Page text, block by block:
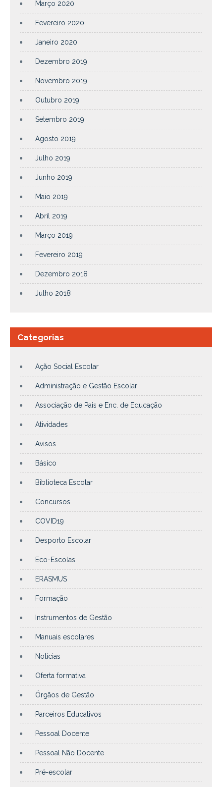
Março 2020
Fevereiro 2020
Janeiro 2020
Dezembro 2019
Novembro 2019
Outubro 2019
Setembro 2019
Agosto 2019
Julho 2019
Junho 2019
Maio 2019
Abril 2019
Março 2019
Fevereiro 2019
Dezembro 2018
Julho 2018
Categorias
Ação Social Escolar
Administração e Gestão Escolar
Associação de Pais e Enc. de Educação
Atividades
Avisos
Básico
Biblioteca Escolar
Concursos
COVID19
Desporto Escolar
Eco-Escolas
ERASMUS
Formação
Instrumentos de Gestão
Manuais escolares
Notícias
Oferta formativa
Órgãos de Gestão
Parceiros Educativos
Pessoal Docente
Pessoal Não Docente
Pré-escolar